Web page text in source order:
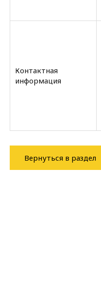
Контактная
информация
Вернуться в раздел